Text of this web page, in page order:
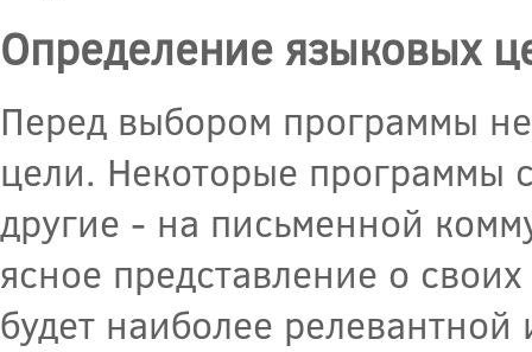
Определение языковых
Перед выбором программы
цели. Некоторые программы
другие - на письменной
ясное представление о
будет наиболее